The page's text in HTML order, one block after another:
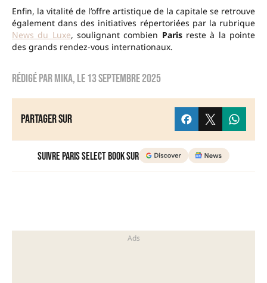
Enfin, la vitalité de l’offre artistique de la capitale se retrouve
également dans des initiatives répertoriées par la rubrique
News du Luxe, soulignant combien Parisreste à la pointe
des grands rendez-vous internationaux.
Rédigé parMika, le13 septembre 2025
Partager sur
Suivre Paris Select Book sur